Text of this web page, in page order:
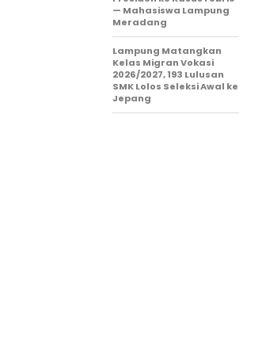
— Mahasiswa Lampung
Meradang
Lampung Matangkan
Kelas Migran Vokasi
2026/2027, 193 Lulusan
SMK Lolos Seleksi Awal ke
Jepang